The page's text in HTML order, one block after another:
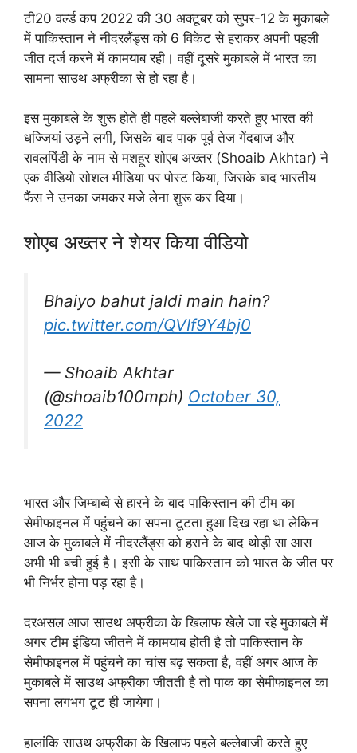
टी20 वर्ल्ड कप 2022 की 30 अक्टूबर को सुपर-12 के मुकाबले
में पाकिस्तान ने नीदरलैंड्स को 6 विकेट से हराकर अपनी पहली
जीत दर्ज करने में कामयाब रही। वहीं दूसरे मुकाबले में भारत का
सामना साउथ अफ्रीका से हो रहा है।
इस मुकाबले के शुरू होते ही पहले बल्लेबाजी करते हुए भारत की
धज्जियां उड़ने लगी, जिसके बाद पाक पूर्व तेज गेंदबाज और
रावलपिंडी के नाम से मशहूर शोएब अख्तर (Shoaib Akhtar) ने
एक वीडियो सोशल मीडिया पर पोस्ट किया, जिसके बाद भारतीय
फैंस ने उनका जमकर मजे लेना शुरू कर दिया।
शोएब अख्तर ने शेयर किया वीडियो
Bhaiyo bahut jaldi main hain?
pic.twitter.com/QVIf9Y4bj0
— Shoaib Akhtar
(@shoaib100mph) October 30,
2022
भारत और जिम्बाब्वे से हारने के बाद पाकिस्तान की टीम का
सेमीफाइनल में पहुंचने का सपना टूटता हुआ दिख रहा था लेकिन
आज के मुकाबले में नीदरलैंड्स को हराने के बाद थोड़ी सा आस
अभी भी बची हुई है। इसी के साथ पाकिस्तान को भारत के जीत पर
भी निर्भर होना पड़ रहा है।
दरअसल आज साउथ अफ्रीका के खिलाफ खेले जा रहे मुकाबले में
अगर टीम इंडिया जीतने में कामयाब होती है तो पाकिस्तान के
सेमीफाइनल में पहुंचने का चांस बढ़ सकता है, वहीं अगर आज के
मुकाबले में साउथ अफ्रीका जीतती है तो पाक का सेमीफाइनल का
सपना लगभग टूट ही जायेगा।
हालांकि साउथ अफ्रीका के खिलाफ पहले बल्लेबाजी करते हुए